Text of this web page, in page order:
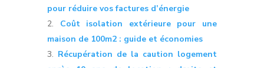
pour réduire vos factures d’énergie
Coût isolation extérieure pour une
maison de 100m2 : guide et économies
Récupération de la caution logement